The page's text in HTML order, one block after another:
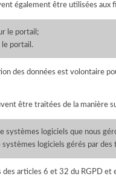
également être utilisées aux
le portail;
portail.
des données est volontaire
être traitées de la manière
systèmes logiciels que nous
logiciels gérés par des
articles 6 et 32 du RGPD et